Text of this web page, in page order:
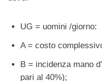
UG = uomini /giorno:
A = costo
B = incidenza mano
pari al 40%);